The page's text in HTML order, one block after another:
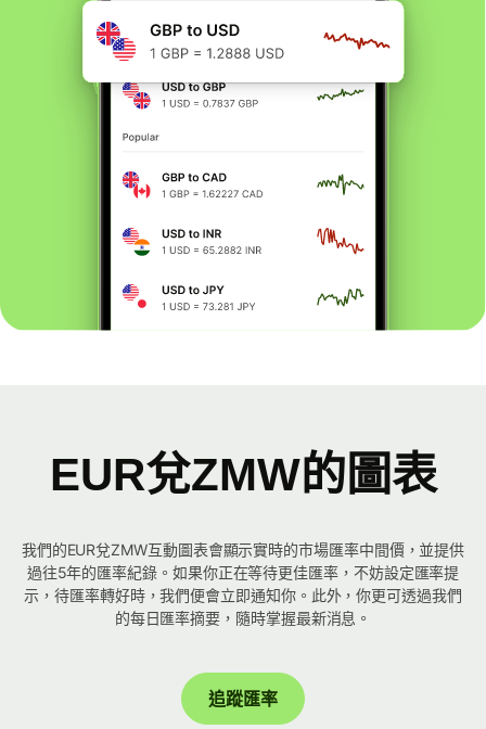
EUR兌ZMW的圖表
我們的EUR兌ZMW互動圖表會顯示實時的市場匯率中間價，並提供
過往5年的匯率紀錄。如果你正在等待更佳匯率，不妨設定匯率提
示，待匯率轉好時，我們便會立即通知你。此外，你更可透過我們
的每日匯率摘要，隨時掌握最新消息。
追蹤匯率